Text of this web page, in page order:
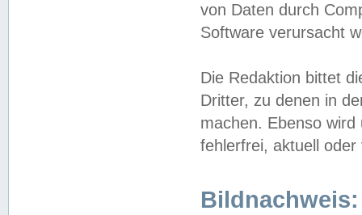
von Daten durch
Software verursacht
Die Redaktion bittet
Dritter, zu denen in
machen. Ebenso
fehlerfrei, aktuell oder
Bildnachweis: